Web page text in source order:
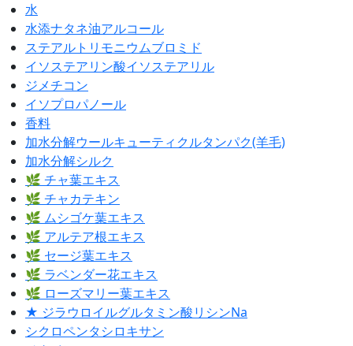
水
水添ナタネ油アルコール
ステアルトリモニウムブロミド
イソステアリン酸イソステアリル
ジメチコン
イソプロパノール
香料
加水分解ウールキューティクルタンパク(羊毛)
加水分解シルク
🌿 チャ葉エキス
🌿 チャカテキン
🌿 ムシゴケ葉エキス
🌿 アルテア根エキス
🌿 セージ葉エキス
🌿 ラベンダー花エキス
🌿 ローズマリー葉エキス
★ ジラウロイルグルタミン酸リシンNa
シクロペンタシロキサン